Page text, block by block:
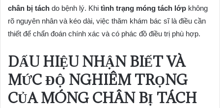
chân bị tách do bệnh lý. Khi tình trạng móng tách lớp không
rõ nguyên nhân và kéo dài, việc thăm khám bác sĩ là điều cần
thiết để chẩn đoán chính xác và có phác đồ điều trị phù hợp.
DẤU HIỆU NHẬN BIẾT VÀ
MỨC ĐỘ NGHIÊM TRỌNG
CỦA MÓNG CHÂN BỊ TÁCH